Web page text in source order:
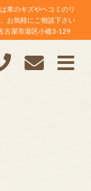
車のキズやヘコミのリ
お気軽にご相談下さい
古屋市港区小碓3-129